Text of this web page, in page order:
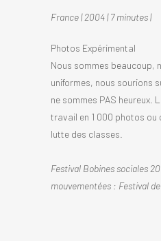
France | 2004 | 7 minutes |
Photos Expérimental
Nous sommes beaucoup,
uniformes, nous sourions
ne sommes PAS heureux.
travail en 1 000 photos ou
lutte des classes.
Festival Bobines sociales
mouvementées : Festival